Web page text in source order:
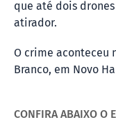
que até dois
atirador.
O crime aconteceu
Branco, em Novo
CONFIRA ABAIXO O